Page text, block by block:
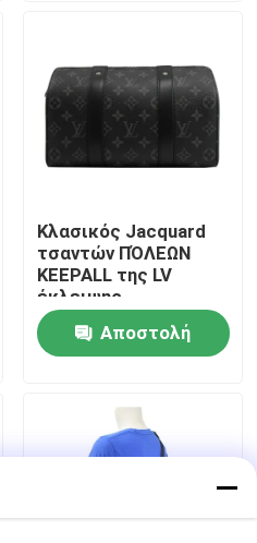
Κλασικός Jacquard
τσαντών ΠΌΛΕΩΝ
KEEPALL της LV
έκλειψης
μονογραμμάτων
σταυρός καμβά -
τσάντα της
Αποστολή